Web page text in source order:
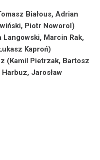
Białous, Adrian
Piotr Noworol)
Langowski, Marcin Rak,
Kaproń)
(Kamil Pietrzak, Bartosz
Jarosław